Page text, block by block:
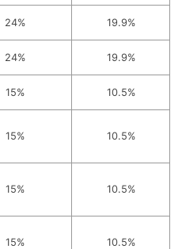
24% 19.9%
24% 19.9%
15% 10.5%
15% 10.5%
15% 10.5%
15% 10.5%